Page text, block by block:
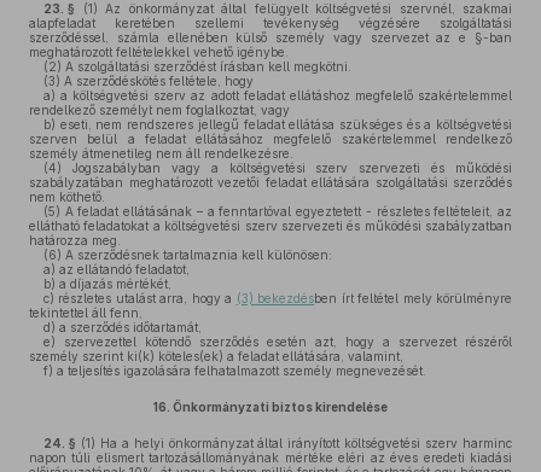
23. § (1) Az önkormányzat által felügyelt költségvetési szervnél, szakmai
alapfeladat keretében szellemi tevékenység végzésére szolgáltatási
szerződéssel, számla ellenében külső személy vagy szervezet az e §-ban
meghatározott feltételekkel vehető igénybe.
(2) A szolgáltatási szerződést írásban kell megkötni.
(3) A szerződéskötés feltétele, hogy
a) a költségvetési szerv az adott feladat ellátáshoz megfelelő szakértelemmel
rendelkező személyt nem foglalkoztat, vagy
b) eseti, nem rendszeres jellegű feladat ellátása szükséges és a költségvetési
szerven belül a feladat ellátásához megfelelő szakértelemmel rendelkező
személy átmenetileg nem áll rendelkezésre.
(4) Jogszabályban vagy a költségvetési szerv szervezeti és működési
szabályzatában meghatározott vezetői feladat ellátására szolgáltatási szerződés
nem köthető.
(5) A feladat ellátásának – a fenntartóval egyeztetett - részletes feltételeit, az
ellátható feladatokat a költségvetési szerv szervezeti és működési szabályzatban
határozza meg.
(6) A szerződésnek tartalmaznia kell különösen:
a) az ellátandó feladatot,
b) a díjazás mértékét,
c) részletes utalást arra, hogy a (3) bekezdésben írt feltétel mely körülményre
tekintettel áll fenn,
d) a szerződés időtartamát,
e) szervezettel kötendő szerződés esetén azt, hogy a szervezet részéről
személy szerint ki(k) köteles(ek) a feladat ellátására, valamint,
f) a teljesítés igazolására felhatalmazott személy megnevezését.
16. Önkormányzati biztos kirendelése
24. § (1) Ha a helyi önkormányzat által irányított költségvetési szerv harminc
napon túli elismert tartozásállományának mértéke eléri az éves eredeti kiadási